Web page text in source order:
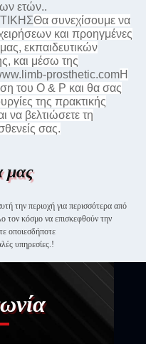
ετών..
Θα συνεχίσουμε να
και προηγμένες
εκπαιδευτικών
και μέσω της
prosthetic.comΗ
του O & P και θα σας
της πρακτικής
να βελτιώσετε τη
σας.
μας
την περιοχή για περισσότερα από
τον κόσμο να επισκεφθούν την
οποιεσδήποτε
υπηρεσίες.!